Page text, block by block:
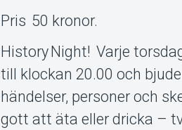
Pris 50 kronor.
History Night! Varje
till klockan 20.00 och
händelser, personer och
gott att äta eller dricka –